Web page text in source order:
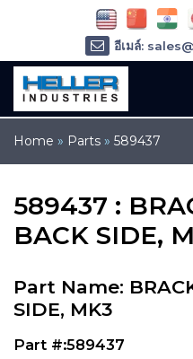
Home » Parts » 589437
589437 :
BACK SIDE,
Part Name:
SIDE, MK3
Part #:589437
อีเมล์:
อีเมล์:
โทรศัพท์ :